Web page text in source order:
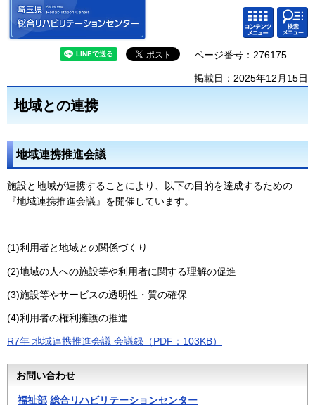
埼玉県 総合リハビリテーション
センター
コンテ
ンツメ
ニュー
検索・
共通メ
ニュー
ページ番号：276175
掲載日：2025年12月15日
地域との連携
地域連携推進会議
施設と地域が連携することにより、以下の目的を達成するための
『地域連携推進会議』を開催しています。
(1)利用者と地域との関係づくり
(2)地域の人への施設等や利用者に関する理解の促進
(3)施設等やサービスの透明性・質の確保
(4)利用者の権利擁護の推進
R7年 地域連携推進会議 会議録（PDF：103KB）
お問い合わせ
福祉部 総合リハビリテーションセンター